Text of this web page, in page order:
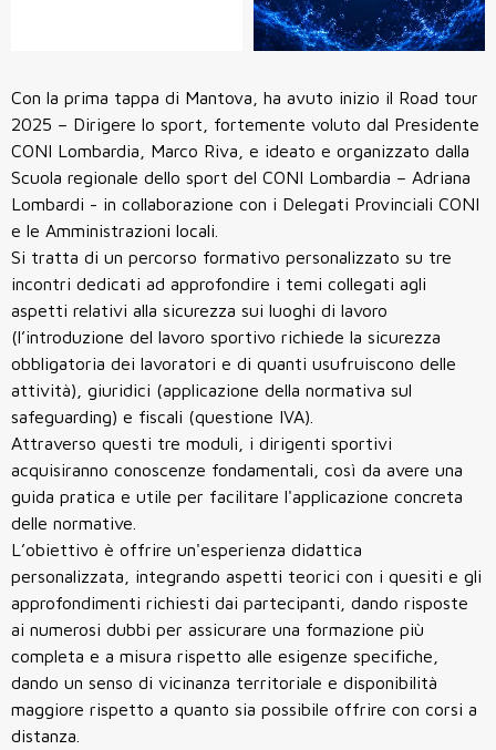
Con la prima tappa di Mantova, ha avuto inizio il Road tour
2025 – Dirigere lo sport, fortemente voluto dal Presidente
CONI Lombardia, Marco Riva, e ideato e organizzato dalla
Scuola regionale dello sport del CONI Lombardia – Adriana
Lombardi - in collaborazione con i Delegati Provinciali CONI
e le Amministrazioni locali.
Si tratta di un percorso formativo personalizzato su tre
incontri dedicati ad approfondire i temi collegati agli
aspetti relativi alla sicurezza sui luoghi di lavoro
(l’introduzione del lavoro sportivo richiede la sicurezza
obbligatoria dei lavoratori e di quanti usufruiscono delle
attività), giuridici (applicazione della normativa sul
safeguarding) e fiscali (questione IVA).
Attraverso questi tre moduli, i dirigenti sportivi
acquisiranno conoscenze fondamentali, così da avere una
guida pratica e utile per facilitare l'applicazione concreta
delle normative.
L’obiettivo è offrire un'esperienza didattica
personalizzata, integrando aspetti teorici con i quesiti e gli
approfondimenti richiesti dai partecipanti, dando risposte
ai numerosi dubbi per assicurare una formazione più
completa e a misura rispetto alle esigenze specifiche,
dando un senso di vicinanza territoriale e disponibilità
maggiore rispetto a quanto sia possibile offrire con corsi a
distanza.